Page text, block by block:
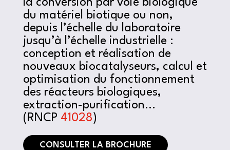
la conversion par voie biologique
du matériel biotique ou non,
depuis l’échelle du laboratoire
jusqu’à l’échelle industrielle :
conception et réalisation de
nouveaux biocatalyseurs, calcul et
optimisation du fonctionnement
des réacteurs biologiques,
extraction-purification…
(RNCP 41028)
CONSULTER LA BROCHURE